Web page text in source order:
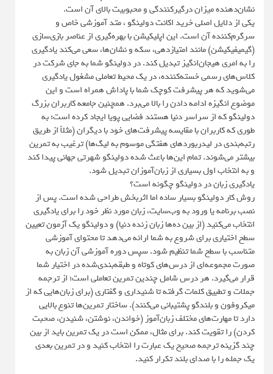
نشان‌دهنده میزان درگیرکنندگی و محبوبیت بالای آن است.
یکی از دلایل اصلی خرید اکانت دولینگو ، متد آموزشی خاص و
سرگرم‌کننده آن است. این اپلیکیشن با بهره‌گیری از عناصر بازی‌سازی
(گیمیفیکیشن) مانند امتیازدهی، سکه و نشان‌ها، سعی می‌کند یادگیری
را به امری هیجان‌انگیز تبدیل کند. در دولینگو شما به جای شرکت در
کلاس‌های رسمی خسته‌کننده، در یک محیط تعاملی مشغول یادگیری
می‌شوید که هر پیشرفت کوچک شما با پاداش همراه است و این
موضوع انگیزه ادامه دادن را بالا می‌برد. همچنین جامعه کاربران بزرگ
دولینگو که از سراسر دنیا هستند فضایی پویا ایجاد کرده است؛ به
طوری که کاربران با مقایسه پیشرفت‌های خود با دیگران (مثلاً از طریق
رتبه‌بندی در لیدربوردهای هفتگی موسوم به لیگ‌ها) ترغیب به تمرین
بیشتر می‌شوند. تمام این‌ها باعث شده دولینگو شهرتی جهانی پیدا کند
و به انتخاب اول بسیاری از زبان‌آموزان تبدیل شود.
یادگیری زبان در دولینگو چگونه است؟
روش کار دولینگو بسیار ساده اما اثربخش طراحی شده است. پس از
نصب برنامه یا ورود به وب‌سایت، زبان مورد نظر خود را برای یادگیری
انتخاب می‌کنید (از بین ده‌ها زبان زنده دنیا) و دولینگو یک آزمون تعیین
سطح اختیاری برای شروع به شما ارائه می‌دهد تا محتوای آموزشی
متناسب با سطح شما تنظیم شود. سپس دوره آموزشی آن زبان به
صورت مجموعه‌ای از درس‌های کوتاه و طبقه‌بندی‌شده در اختیار شما
قرار می‌گیرد. هر درس شامل چندین تمرین تعاملی است؛ از ترجمه
جملات و تطبیق کلمات گرفته تا شنیداری و گفتاری (برای زبان‌هایی که از
میکروفون و بلندگو پشتیبانی می‌کنند). ساختار تمرین‌ها تنوع بالایی
دارد تا مهارت‌های مختلف زبان‌آموز (خواندن، نوشتن، شنیدن، صحبت
کردن) را تقویت کند. برای مثال، ممکن است در یک تمرین باید از بین
چند گزینه ترجمه صحیح یک عبارت را انتخاب کنید و در تمرین بعدی
یک جمله را با صدای بلند تکرار کنید.